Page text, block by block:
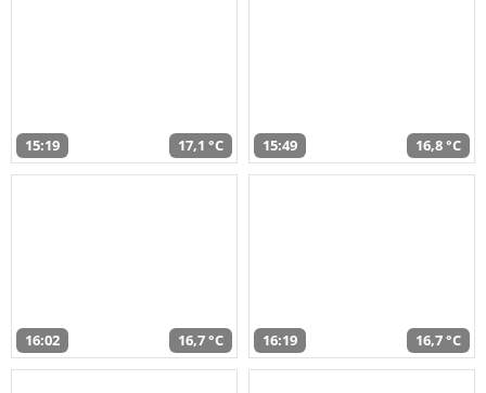
15:19 17,1 °C 15:49 16,8 °C
16:02 16,7 °C 16:19 16,7 °C